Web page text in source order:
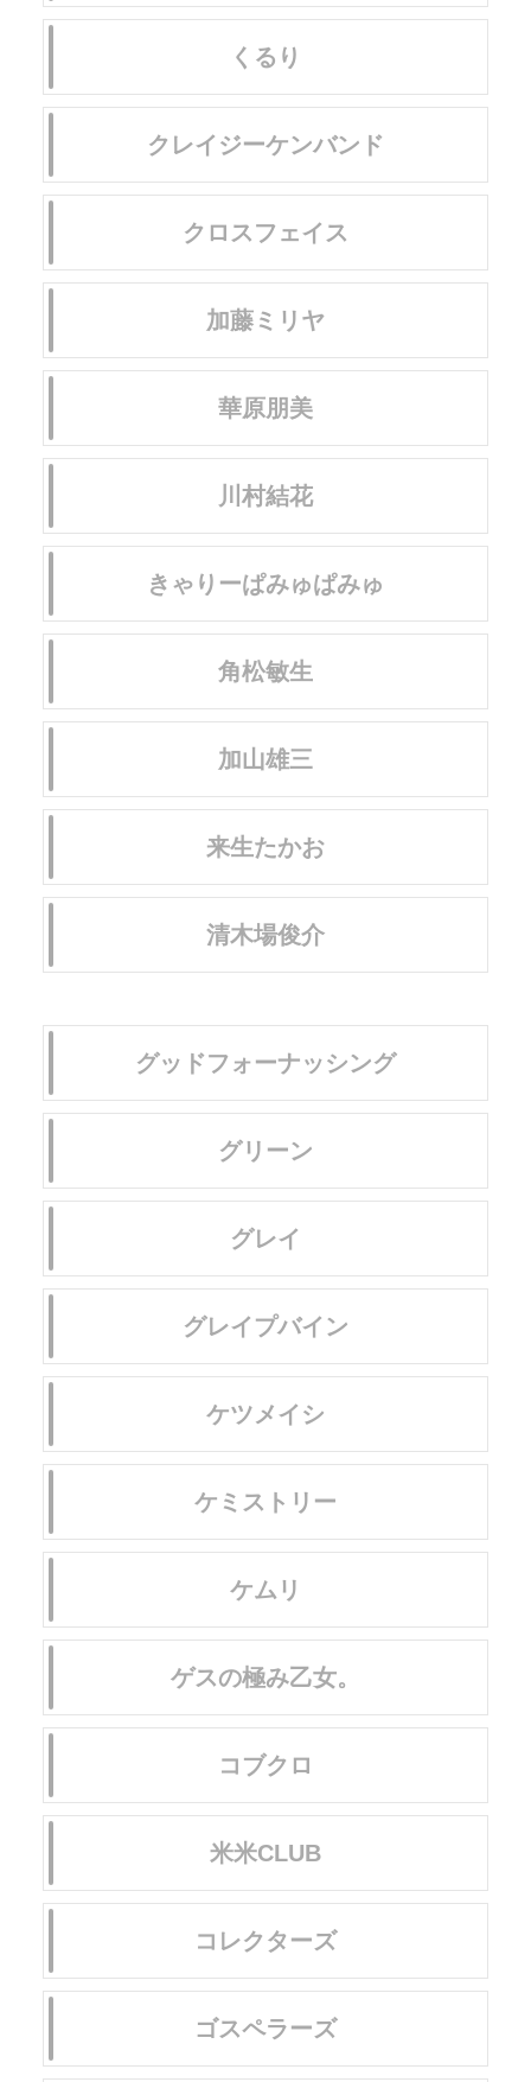
くるり
クレイジーケンバンド
クロスフェイス
加藤ミリヤ
華原朋美
川村結花
きゃりーぱみゅぱみゅ
角松敏生
加山雄三
来生たかお
清木場俊介
グッドフォーナッシング
グリーン
グレイ
グレイプバイン
ケツメイシ
ケミストリー
ケムリ
ゲスの極み乙女。
コブクロ
米米CLUB
コレクターズ
ゴスペラーズ